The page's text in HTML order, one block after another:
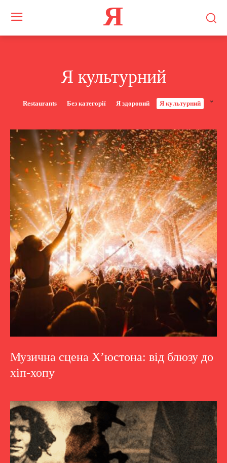
Я
Я культурний
Restaurants Без категорії Я здоровий Я культурний
Музична сцена Х’юстона: від блюзу до
хіп-хопу